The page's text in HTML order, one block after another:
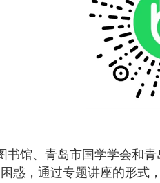
书馆、青岛市国学学会和
惑，通过专题讲座的形式